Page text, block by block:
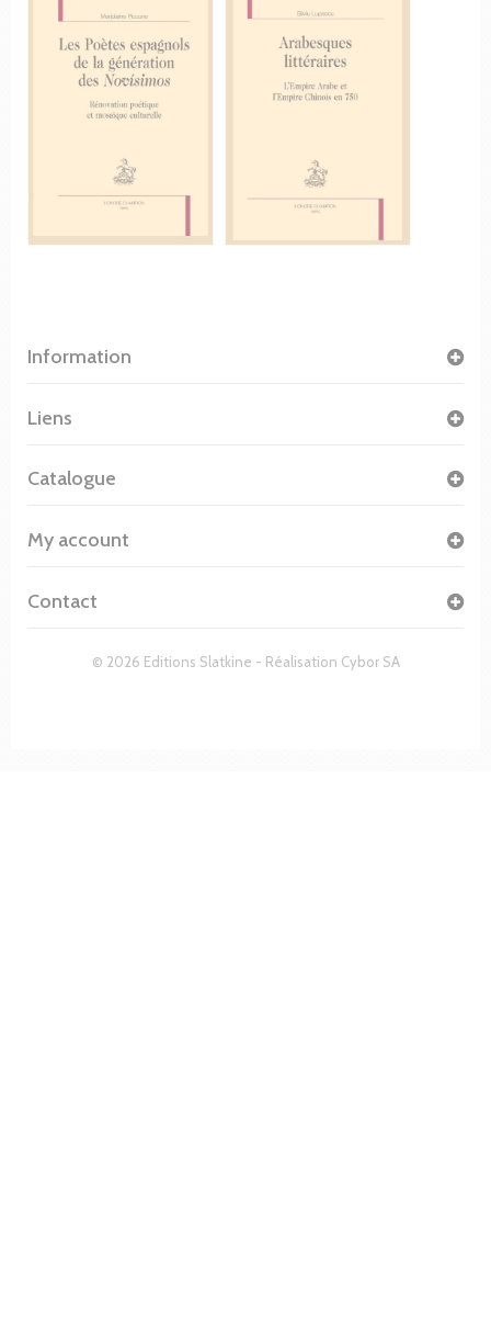
Information
© 2026 Editions Slatkine - Réalisation Cybor SA
Liens
Catalogue
My account
Contact